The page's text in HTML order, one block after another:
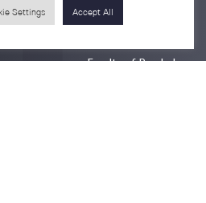
Psychology CU
Faculty of Psychology
Settings Accept All